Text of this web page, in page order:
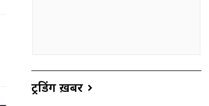
ट्रेंडिंग ख़बरें